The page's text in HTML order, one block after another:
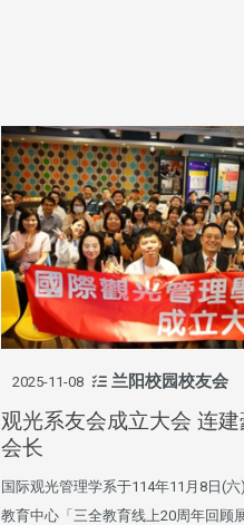
2025-11-08 兰阳校园校友会
观光系友会成立大会 连
会长
国际观光管理学系于114年11月8日(
教育中心「三全教育线上20周年回顾